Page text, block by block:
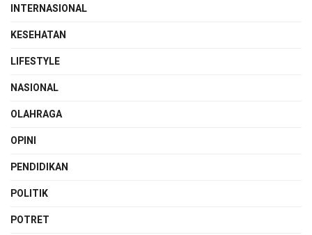
INTERNASIONAL
KESEHATAN
LIFESTYLE
NASIONAL
OLAHRAGA
OPINI
PENDIDIKAN
POLITIK
POTRET